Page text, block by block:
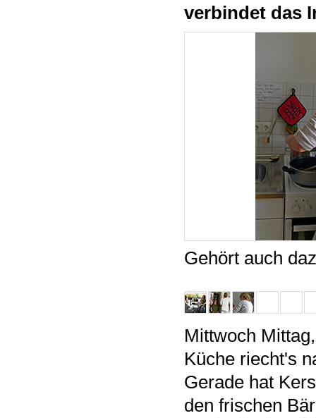
verbindet das
Gehört auch
Mittwoch
Küche riecht's
Gerade hat
den frischen